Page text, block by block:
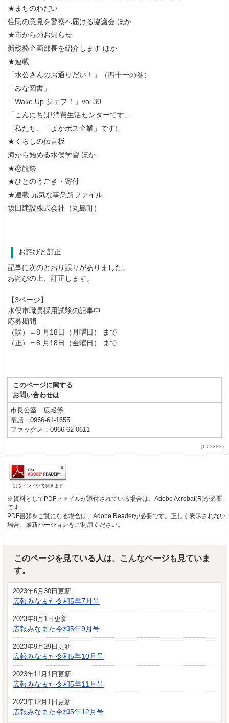
★まちのわだい
住民の意見を警察へ届ける協議会 ほか
★市からのお知らせ
新総務企画部長を紹介します ほか
★連載
「水公さんのお通りだい！」（四十一の巻）
「みな図書」
「Wake Up ジェフ！」vol.30
「こんにちは!消費生活センターです」
「私たち、「よかボス企業」です!」
★くらしの伝言板
海から始める水俣学習 ほか
★恋龍祭
★ひとのうごき・寄付
★連載 元気な事業所ファイル
坂田建設株式会社（丸島町）
お詫びと訂正
記事に次のとおり誤りがありました。
お詫びの上、訂正します。
【3ページ】
水俣市職員採用試験の記事中
応募期間
（誤）＝8 月18日（月曜日） まで
（正）＝8 月18日（金曜日） まで
このページに関する
お問い合わせは
市長公室 広報係
電話：0966-61-1655
ファックス：0966-62-0611
（ID:3383）
別ウィンドウで開きます
※資料としてPDFファイルが添付されている場合は、Adobe Acrobat(R)が必要
です。
PDF書類をご覧になる場合は、Adobe Readerが必要です。正しく表示されない
場合、最新バージョンをご利用ください。
このページを見ている人は、こんなページも見ていま
す。
2023年6月30日更新
広報みなまた令和5年7月号
2023年9月1日更新
広報みなまた令和5年9月号
2023年9月29日更新
広報みなまた令和5年10月号
2023年11月1日更新
広報みなまた令和5年11月号
2023年12月1日更新
広報みなまた令和5年12月号